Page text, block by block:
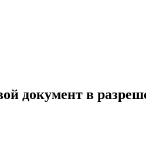
документ в